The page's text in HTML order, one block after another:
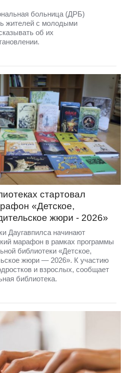
больница (ДРБ)
жителей с молодыми
об их
стартовал
«Детское,
жюри - 2026»
Даугавпилса начинают
марафон в рамках программы
библиотеки «Детское,
жюри — 2026». К участию
и взрослых, сообщает
библиотека.